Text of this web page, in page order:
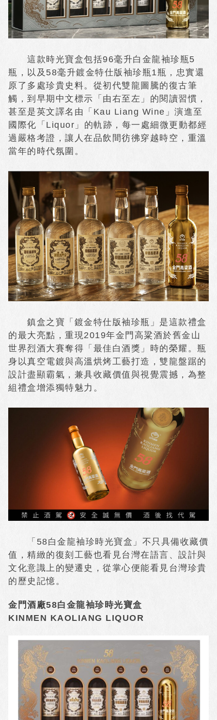
這款時光寶盒包括96毫升白金龍袖珍瓶5
瓶，以及58毫升鍍金特仕版袖珍瓶1瓶，忠實還
原了多處珍貴史料。從初代雙龍圖騰的復古筆
觸，到早期中文標示「由右至左」的閱讀習慣，
甚至是英文譯名由「Kau Liang Wine」演進至
國際化「Liquor」的軌跡，每一處細微更動都經
過嚴格考證，讓人在品飲間彷彿穿越時空，重溫
當年的時代氛圍。
鎮盒之寶「鍍金特仕版袖珍瓶」是這款禮盒
的最大亮點，重現2019年金門高粱酒於舊金山
世界烈酒大賽奪得「最佳白酒獎」時的榮耀。瓶
身以真空電鍍與高溫烘烤工藝打造，雙龍盤踞的
設計盡顯霸氣，兼具收藏價值與視覺震撼，為整
組禮盒增添獨特魅力。
「58白金龍袖珍時光寶盒」不只具備收藏價
值，精緻的復刻工藝也看見台灣在語言、設計與
文化意識上的變遷史，從掌心便能看見台灣珍貴
的歷史記憶。
金門酒廠58白金龍袖珍時光寶盒
KINMEN KAOLIANG LIQUOR